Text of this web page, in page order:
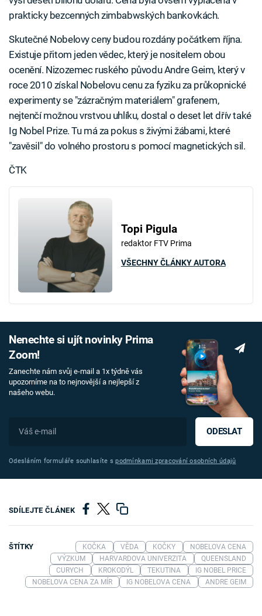
prakticky bezcenných zimbabwských bankovkách.
Skutečné Nobelovy ceny budou rozdány počátkem října.
Existuje přitom jeden vědec, který je nositelem obou
ocenění. Nizozemec ruského původu Andre Geim, který v
roce 2010 získal Nobelovu cenu za fyziku za průkopnické
experimenty se "zázračným materiálem" grafenem,
nejtenčí možnou vrstvou uhlíku, dostal o deset let dřív také
Ig Nobel Prize. Tu má za pokus s živými žábami, které
"zavěsil" do volného prostoru s pomocí magnetických sil.
ČTK
Topi Pigula
redaktor FTV Prima
VŠECHNY ČLÁNKY AUTORA
Nenechte si ujít novinky Prima
Zoom!
Zanechte nám svůj e-mail a 1x týdně vás
upozorníme na to nejnovější a nejlepší z
našeho webu.
ODESLAT
Odesláním formuláře souhlasíte spodmínkami zpracování osobních údajů
SDÍLEJTE ČLÁNEK
ŠTÍTKY KOČKA VĚDA KOČKY
NOBELOVA CENA
VÝZKUM
HARVARDOVA UNIVERZITA
QUEENSLAND
CURYCH
KROKODÝL TEKUTINA
IG NOBEL PRICE
NOBELOVA CENA ZA MÍR
IG NOBELOVA CENA ANDRE GEIM